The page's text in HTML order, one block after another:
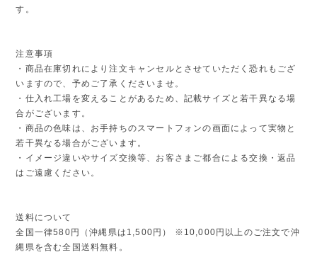
す。
注意事項
・商品在庫切れにより注文キャンセルとさせていただく恐れもござ
いますので、予めご了承くださいませ。
・仕入れ工場を変えることがあるため、記載サイズと若干異なる場
合がございます。
・商品の色味は、お手持ちのスマートフォンの画面によって実物と
若干異なる場合がございます。
・イメージ違いやサイズ交換等、お客さまご都合による交換・返品
はご遠慮ください。
送料について
全国一律580円（沖縄県は1,500円） ※10,000円以上のご注文で沖
縄県を含む全国送料無料。